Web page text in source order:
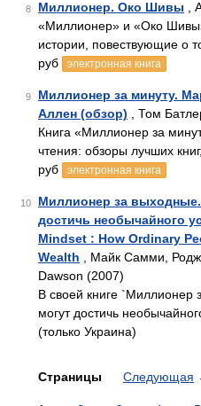
8 Миллионер. Око Шивы ,
«Миллионер» и «Око
истории, повествующие о
руб
электронная книга
9
Миллионер за минуту.
Аллен (обзор) , Том
Книга «Миллионер за
чтения: обзоры лучших
руб
электронная книга
10
Миллионер за
достичь необычайного
Mindset : How Ordinary
Wealth , Майк Самми,
Dawson (2007)
В своей книге
могут достичь
(только Украина)
Страницы Следующая